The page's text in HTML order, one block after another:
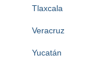
Tlaxcala
Veracruz
Yucatán